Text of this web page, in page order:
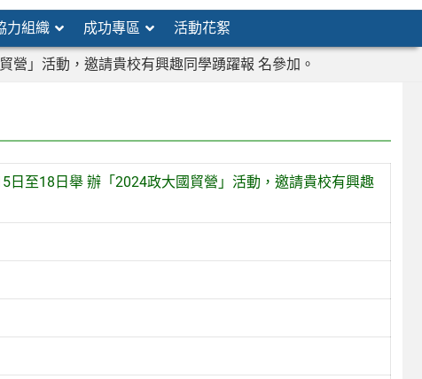
力組織 成功專區 活動花絮
」活動，邀請貴校有興趣同學踴躍報 名參加。
至18日舉 辦「2024政大國貿營」活動，邀請貴校有興趣